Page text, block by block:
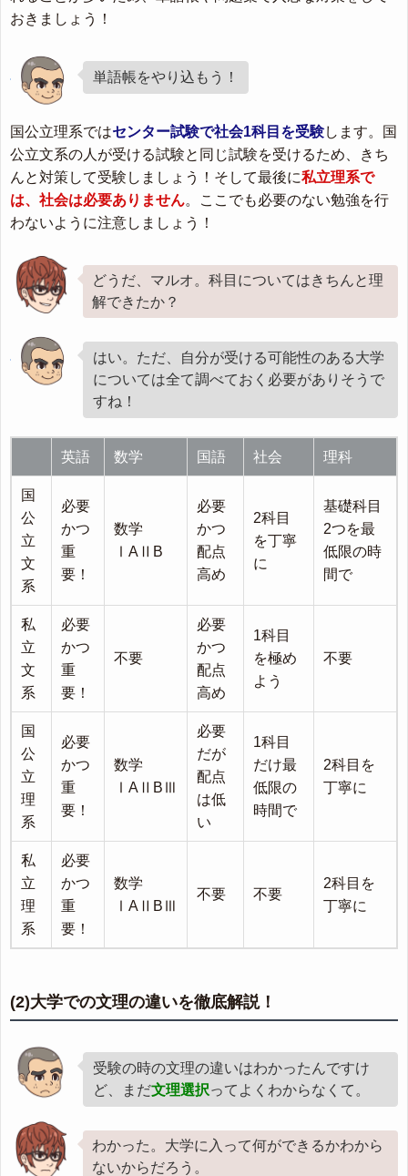
おきましょう！
単語帳をやり込もう！
国公立理系ではセンター試験で社会1科目を受験します。国
公立文系の人が受ける試験と同じ試験を受けるため、きち
んと対策して受験しましょう！そして最後に私立理系で
は、社会は必要ありません。ここでも必要のない勉強を行
わないように注意しましょう！
どうだ、マルオ。科目についてはきちんと理
解できたか？
はい。ただ、自分が受ける可能性のある大学
については全て調べておく必要がありそうで
すね！
英語 数学 国語 社会 理科
国
公
立
文
系
必要
かつ
重
要！
数学
ⅠAⅡB
必要
かつ
配点
高め
2科目
を丁寧
に
基礎科目
2つを最
低限の時
間で
私
立
文
系
必要
かつ
重
要！
不要
必要
かつ
配点
高め
1科目
を極め
よう
不要
国
公
立
理
系
必要
かつ
重
要！
数学
ⅠAⅡBⅢ
必要
だが
配点
は低
い
1科目
だけ最
低限の
時間で
2科目を
丁寧に
私
立
理
系
必要
かつ
重
要！
数学
ⅠAⅡBⅢ
不要 不要
2科目を
丁寧に
(2)大学での文理の違いを徹底解説！
受験の時の文理の違いはわかったんですけ
ど、まだ文理選択ってよくわからなくて。
わかった。大学に入って何ができるかわから
ないからだろう。